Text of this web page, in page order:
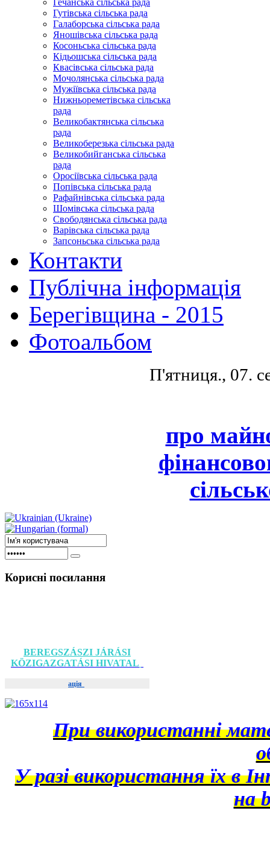
Гечанська сільська рада
Гутівська сільська рада
Галаборська сільська рада
Яношівська сільська рада
Косоньська сільська рада
Кідьошська сільська рада
Квасівська сільська рада
Мочолянська сільська рада
Мужіївська сільська рада
Нижньореметівська сільська
рада
Великобактянська сільська
рада
Великоберезька сільська рада
Великобийганська сільська
рада
Оросіївська сільська рада
Попівська сільська рада
Рафайнівська сільська рада
Шомівська сільська рада
Свободянська сільська рада
Варівська сільська рада
Запсоньська сільська рада
Контакти
Публічна інформація
Берегівщина - 2015
Фотоальбом
П'ятниця., 07.
про
Корисні посилання
BEREGSZÁSZI JÁRÁSI
KÖZIGAZGATÁSI HIVATAL
ація
При використанні
У разі використання їх в
на